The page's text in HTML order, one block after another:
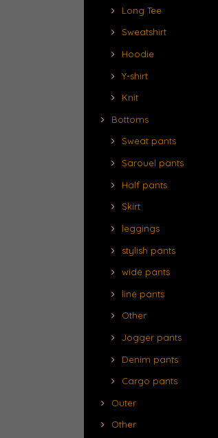
Long Tee
Sweatshirt
Hoodie
Y-shirt
Knit
Bottoms
Sweat pants
Sarouel pants
Half pants
Skirt
leggings
stylish pants
wide pants
line pants
Other
Jogger pants
Denim pants
Cargo pants
Outer
Other